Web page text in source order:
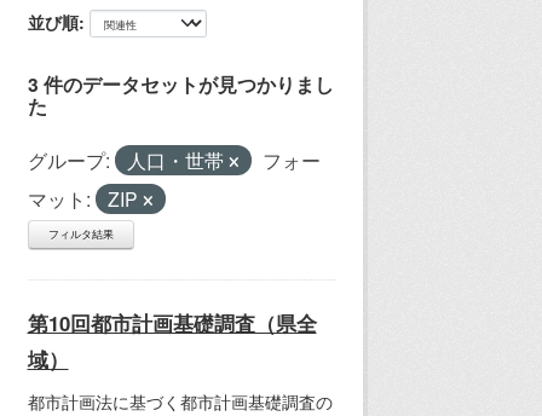
並び順
3 件のデータセットが見つかりまし
た
グループ: 人口・世帯
フォー
マット:
ZIP
フィルタ結果
第10回都市計画基礎調査（県全
域）
都市計画法に基づく都市計画基礎調査の